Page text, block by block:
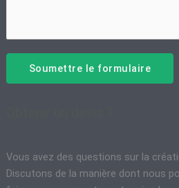
Soumettre le formulaire
Vous avez des questions sur la
Discutons de la manière dont nous